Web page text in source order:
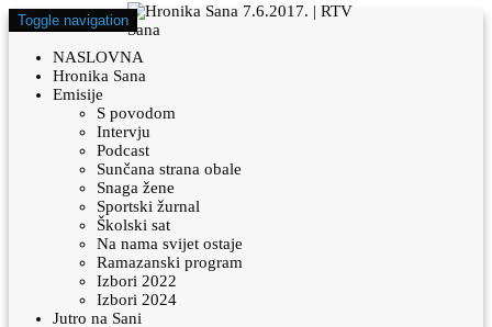
Toggle navigation
NASLOVNA
Hronika Sana
Emisije
S povodom
Intervju
Podcast
Sunčana strana obale
Snaga žene
Sportski žurnal
Školski sat
Na nama svijet ostaje
Ramazanski program
Izbori 2022
Izbori 2024
Jutro na Sani